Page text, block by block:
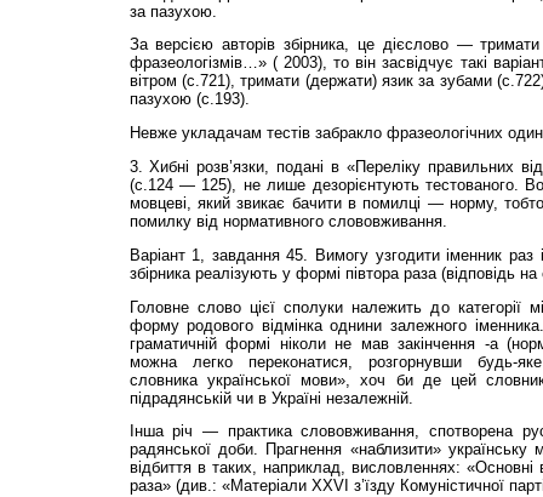
за пазухою.
За версією авторів збірника, це дієслово —
фразеологізмів…» ( 2003), то він засвідчує такі
вітром (с.721), тримати (держати) язик за зубами
пазухою (с.193).
Невже укладачам тестів забракло фразеологічних
3. Хибні розв’язки, подані в «Переліку правильних
(с.124 — 125), не лише дезорієнтують тестованого.
мовцеві, який звикає бачити в помилці — норму, тобто
помилку від нормативного слововживання.
Варіант 1, завдання 45. Вимогу узгодити іменник раз
збірника реалізують у формі півтора раза (відповідь
Головне слово цієї сполуки належить до
форму родового відмінка однини залежного
граматичній формі ніколи не мав закінчення -а
можна легко переконатися, розгорнувши будь-
словника української мови», хоч би де цей
підрадянській чи в Україні незалежній.
Інша річ — практика слововживання, спотворена
радянської доби. Прагнення «наблизити» українську
відбиття в таких, наприклад, висловленнях:
раза» (див.: «Матеріали XXVI з’їзду Комуністичної